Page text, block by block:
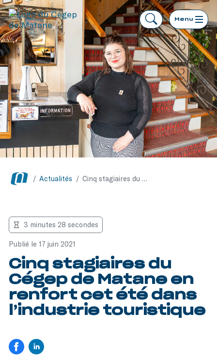
Menu
/ Actualités / Cinq stagiaires du Cégep de Matane en renfort cet été dans l’industrie touristique
Publié le 17 juin 2021
3 minutes 28 secondes
Cinq stagiaires du
Cégep de Matane en
renfort cet été dans
l’industrie touristique